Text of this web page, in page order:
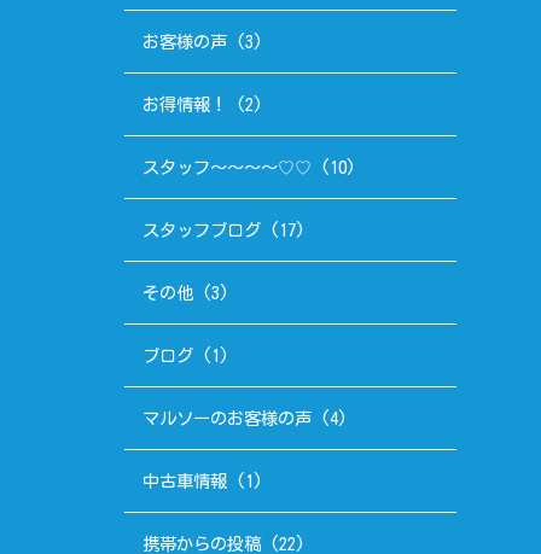
お客様の声(3)
お得情報！ (2)
スタッフ～～～～♡♡ (10)
スタッフブログ(17)
その他(3)
ブログ(1)
マルソーのお客様の声(4)
中古車情報(1)
携帯からの投稿(22)